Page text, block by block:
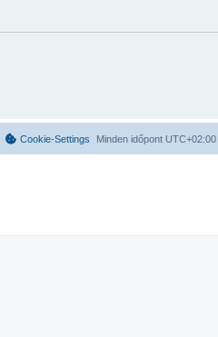
Minden időpont UTC+02:00
Cookie-Settings